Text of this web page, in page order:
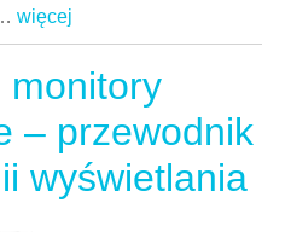
więcej
monitory
– przewodnik
wyświetlania